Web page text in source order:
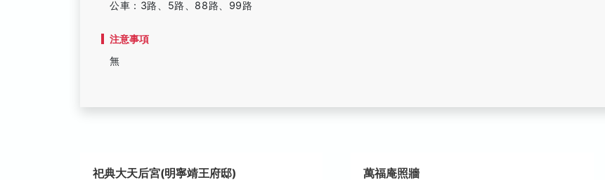
公車：3路、5路、88路、99路
注意事項
無
祀典大天后宮(明寧靖王府邸) 萬福庵照牆